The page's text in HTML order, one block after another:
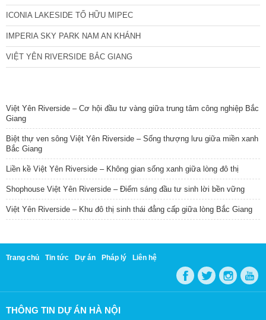
ICONIA LAKESIDE TỐ HỮU MIPEC
IMPERIA SKY PARK NAM AN KHÁNH
VIỆT YÊN RIVERSIDE BẮC GIANG
Việt Yên Riverside – Cơ hội đầu tư vàng giữa trung tâm công nghiệp Bắc
Giang
Biệt thự ven sông Việt Yên Riverside – Sống thượng lưu giữa miền xanh
Bắc Giang
Liền kề Việt Yên Riverside – Không gian sống xanh giữa lòng đô thị
Shophouse Việt Yên Riverside – Điểm sáng đầu tư sinh lời bền vững
Việt Yên Riverside – Khu đô thị sinh thái đẳng cấp giữa lòng Bắc Giang
Trang chủ Tin tức Dự án Pháp lý Liên hệ
THÔNG TIN DỰ ÁN HÀ NỘI